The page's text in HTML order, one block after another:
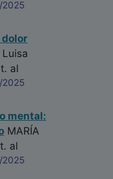
2025
dolor
al
2025
mental:
MARÍA
al
2025